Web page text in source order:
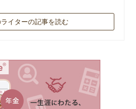
イターの記事を読む